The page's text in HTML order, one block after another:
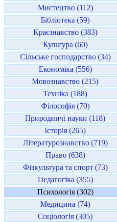
Мистецтво (112)
Бібліотека (59)
Краєзнавство (383)
Культура (60)
Сільське господарство (34)
Економіка (556)
Мовознавство (215)
Техніка (188)
Філософія (70)
Природничі науки (118)
Історія (265)
Літературознавство (719)
Право (638)
Фізкультура та спорт (73)
Педагогіка (355)
Психологія (302)
Медицина (74)
Соціологія (305)